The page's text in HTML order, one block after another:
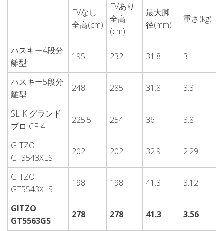
EVなし
全高(cm)
EVあり
全高
(cm)
最大脚
径(mm)
重さ(kg)
ハスキー4段分
離型
195 232 31.8 3
ハスキー5段分
離型
248 285 31.8 3.3
SLIK グランド
プロ CF-4
225.5 254 36 3.8
GITZO
GT3543XLS
202 202 32.9 2.29
GITZO
GT5543XLS
198 198 41.3 3.12
GITZO
GT5563GS
278 278 41.3 3.56